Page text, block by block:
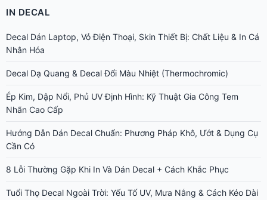
IN DECAL
Decal Dán Laptop, Vỏ Điện Thoại, Skin Thiết Bị: Chất Liệu & In Cá
Nhân Hóa
Decal Dạ Quang & Decal Đổi Màu Nhiệt (Thermochromic)
Ép Kim, Dập Nổi, Phủ UV Định Hình: Kỹ Thuật Gia Công Tem
Nhãn Cao Cấp
Hướng Dẫn Dán Decal Chuẩn: Phương Pháp Khô, Ướt & Dụng Cụ
Cần Có
8 Lỗi Thường Gặp Khi In Và Dán Decal + Cách Khắc Phục
Tuổi Thọ Decal Ngoài Trời: Yếu Tố UV, Mưa Nắng & Cách Kéo Dài